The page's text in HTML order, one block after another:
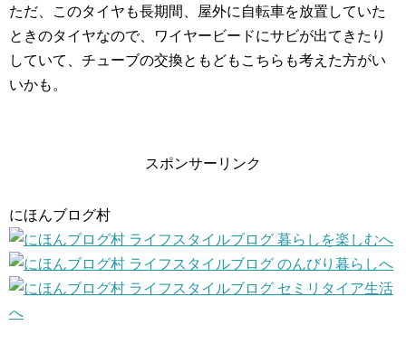
ただ、このタイヤも長期間、屋外に自転車を放置していた
ときのタイヤなので、ワイヤービードにサビが出てきたり
していて、チューブの交換ともどもこちらも考えた方がい
いかも。
スポンサーリンク
にほんブログ村